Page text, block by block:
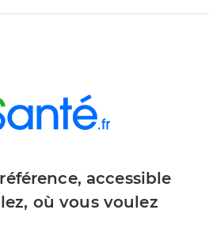
accessible
où vous voulez